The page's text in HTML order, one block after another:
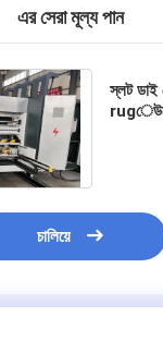
এর সেরা মূল্য পান
স্লট ডাই
চালিয়ে